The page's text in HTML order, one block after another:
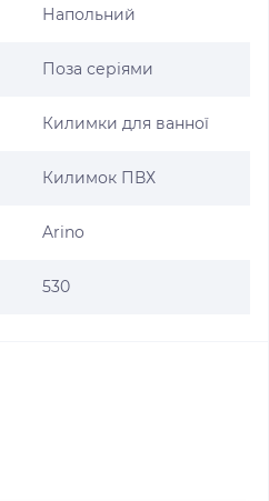
Напольний
Поза серіями
Килимки для ванної
Килимок ПВХ
Arino
530